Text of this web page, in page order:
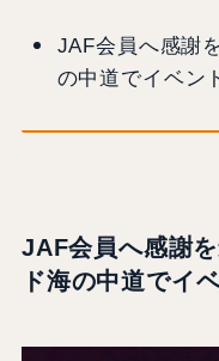
JAF会員へ感謝
の中道でイベン
JAF会員へ感謝
ド海の中道でイ